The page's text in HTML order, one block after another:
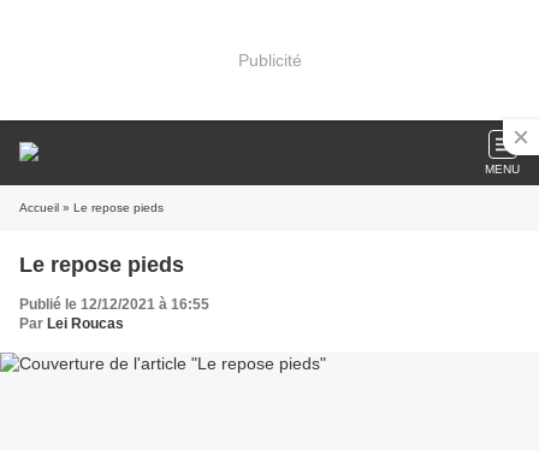
Publicité
MENU
Accueil » Le repose pieds
Le repose pieds
Publié le 12/12/2021 à 16:55
Par Lei Roucas